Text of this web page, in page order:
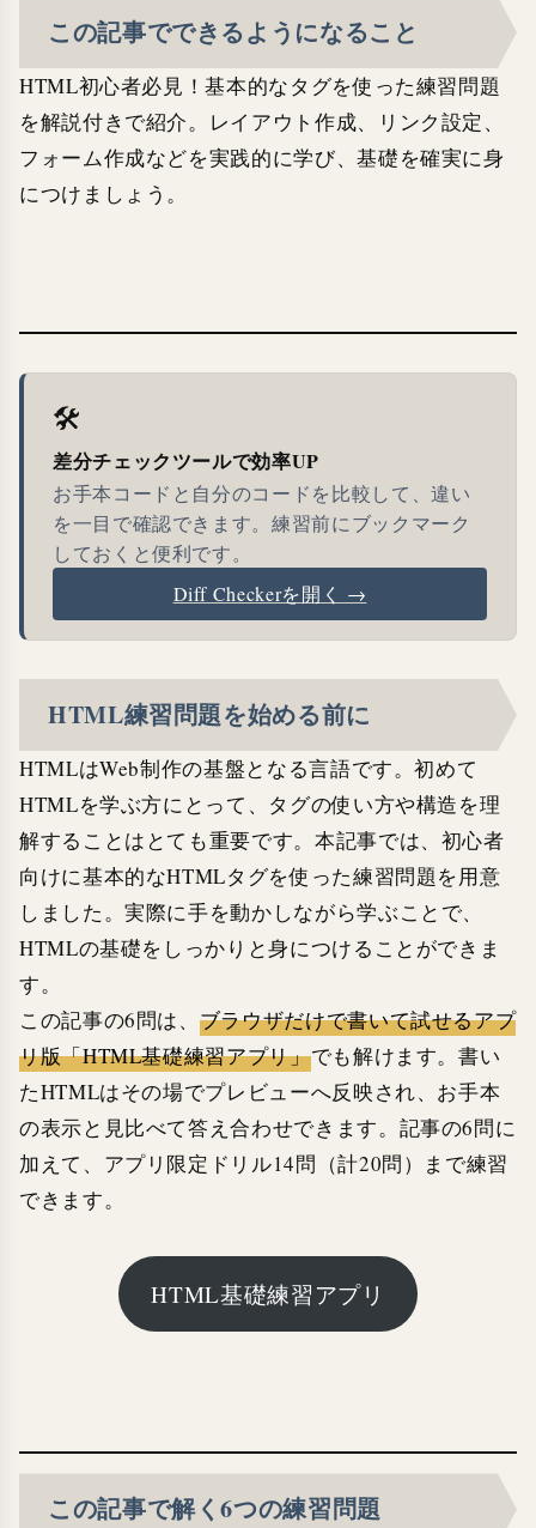
この記事でできるようになること
HTML初心者必見！基本的なタグを使った練習問題
を解説付きで紹介。レイアウト作成、リンク設定、
フォーム作成などを実践的に学び、基礎を確実に身
につけましょう。
🛠
差分チェックツールで効率UP
お手本コードと自分のコードを比較して、違い
を一目で確認できます。練習前にブックマーク
しておくと便利です。
Diff Checkerを開く →
HTML練習問題を始める前に
HTMLはWeb制作の基盤となる言語です。初めて
HTMLを学ぶ方にとって、タグの使い方や構造を理
解することはとても重要です。本記事では、初心者
向けに基本的なHTMLタグを使った練習問題を用意
しました。実際に手を動かしながら学ぶことで、
HTMLの基礎をしっかりと身につけることができま
す。
この記事の6問は、 ブラウザだけで書いて試せるアプ
リ版「HTML基礎練習アプリ」でも解けます。書い
たHTMLはその場でプレビューへ反映され、お手本
の表示と見比べて答え合わせできます。記事の6問に
加えて、アプリ限定ドリル14問（計20問）まで練習
できます。
HTML基礎練習アプリ
この記事で解く6つの練習問題